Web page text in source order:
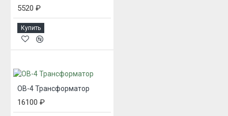
5520 ₽
Купить
ОВ-4 Трансформатор
16100 ₽